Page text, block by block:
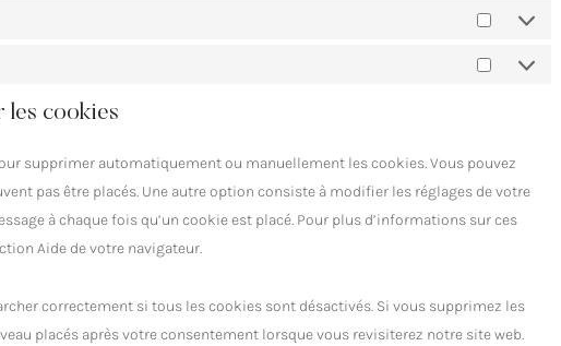
les cookies
supprimer automatiquement ou manuellement les cookies. Vous pouvez
pas être placés. Une autre option consiste à modifier les réglages de votre
à chaque fois qu’un cookie est placé. Pour plus d’informations sur ces
Aide de votre navigateur.
correctement si tous les cookies sont désactivés. Si vous supprimez les
placés après votre consentement lorsque vous revisiterez notre site web.